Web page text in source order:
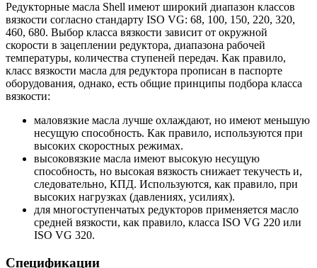
Редукторные масла Shell имеют широкий диапазон классов
вязкости согласно стандарту ISO VG: 68, 100, 150, 220, 320,
460, 680. Выбор класса вязкости зависит от окружной
скорости в зацеплении редуктора, диапазона рабочей
температуры, количества ступеней передач. Как правило,
класс вязкости масла для редуктора прописан в паспорте
оборудования, однако, есть общие принципы подбора класса
вязкости:
маловязкие масла лучше охлаждают, но имеют меньшую
несущую способность. Как правило, используются при
высоких скоростных режимах.
высоковязкие масла имеют высокую несущую
способность, но высокая вязкость снижает текучесть и,
следовательно, КПД. Используются, как правило, при
высоких нагрузках (давлениях, усилиях).
для многоступенчатых редукторов применяется масло
средней вязкости, как правило, класса ISO VG 220 или
ISO VG 320.
Спецификации